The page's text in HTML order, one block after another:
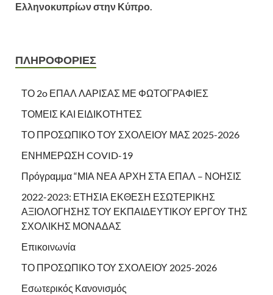
Ελληνοκυπρίων στην Κύπρο.
ΠΛΗΡΟΦΟΡΙΕΣ
ΤΟ 2o ΕΠΑΛ ΛΑΡΙΣΑΣ ΜΕ ΦΩΤΟΓΡΑΦΙΕΣ
ΤΟΜΕΙΣ ΚΑΙ ΕΙΔΙΚΟΤΗΤΕΣ
ΤΟ ΠΡΟΣΩΠΙΚΟ ΤΟΥ ΣΧΟΛΕΙΟΥ ΜΑΣ 2025-2026
ΕΝΗΜΕΡΩΣΗ COVID-19
Πρόγραμμα “ΜΙΑ ΝΕΑ ΑΡΧΗ ΣΤΑ ΕΠΑΛ – ΝΟΗΣΙΣ
2022-2023: ΕΤΗΣΙΑ ΕΚΘΕΣΗ ΕΣΩΤΕΡΙΚΗΣ
ΑΞΙΟΛΟΓΗΣΗΣ ΤΟΥ ΕΚΠΑΙΔΕΥΤΙΚΟΥ ΕΡΓΟΥ ΤΗΣ
ΣΧΟΛΙΚΗΣ ΜΟΝΑΔΑΣ
Επικοινωνία
ΤΟ ΠΡΟΣΩΠΙΚΟ ΤΟΥ ΣΧΟΛΕΙΟΥ 2025-2026
Εσωτερικός Κανονισμός